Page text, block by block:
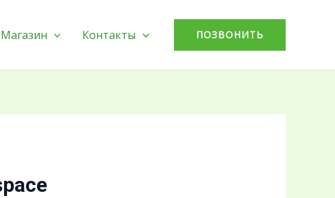
Магазин Контакты ПОЗВОНИТЬ